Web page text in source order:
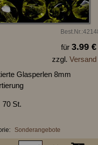
für 3.99 €
zzgl. Versand
Glasperlen 8mm
70 St.
Sonderangebote